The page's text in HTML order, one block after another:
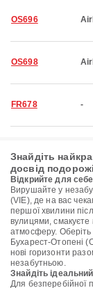
OS696
OS698
FR678 -
Знайдіть
досвід подорожі
Відкрийте для
Вирушайте у
(VIE), де на вас
першої хвилини
вулицями, смакуєте
атмосферу. Оберіть
Бухарест-Отопені
нові горизонти
незабутньою.
Знайдіть
Для